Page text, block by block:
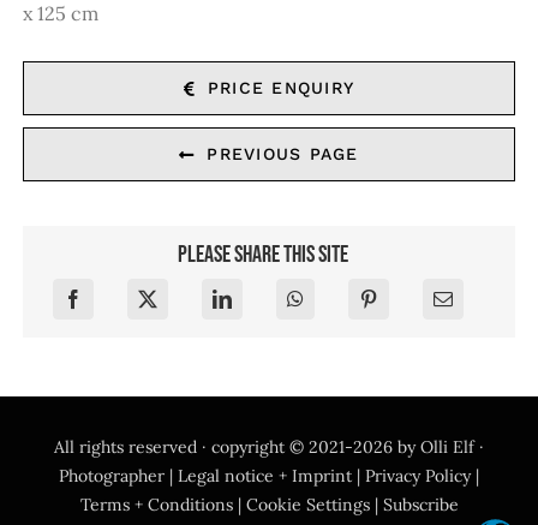
x 125 cm
PRICE ENQUIRY
PREVIOUS PAGE
Please share this site
All rights reserved · copyright © 2021-2026 byOlli Elf ·
Photographer | Legal notice + Imprint | Privacy Policy|
Terms + Conditions| Cookie Settings| Subscribe